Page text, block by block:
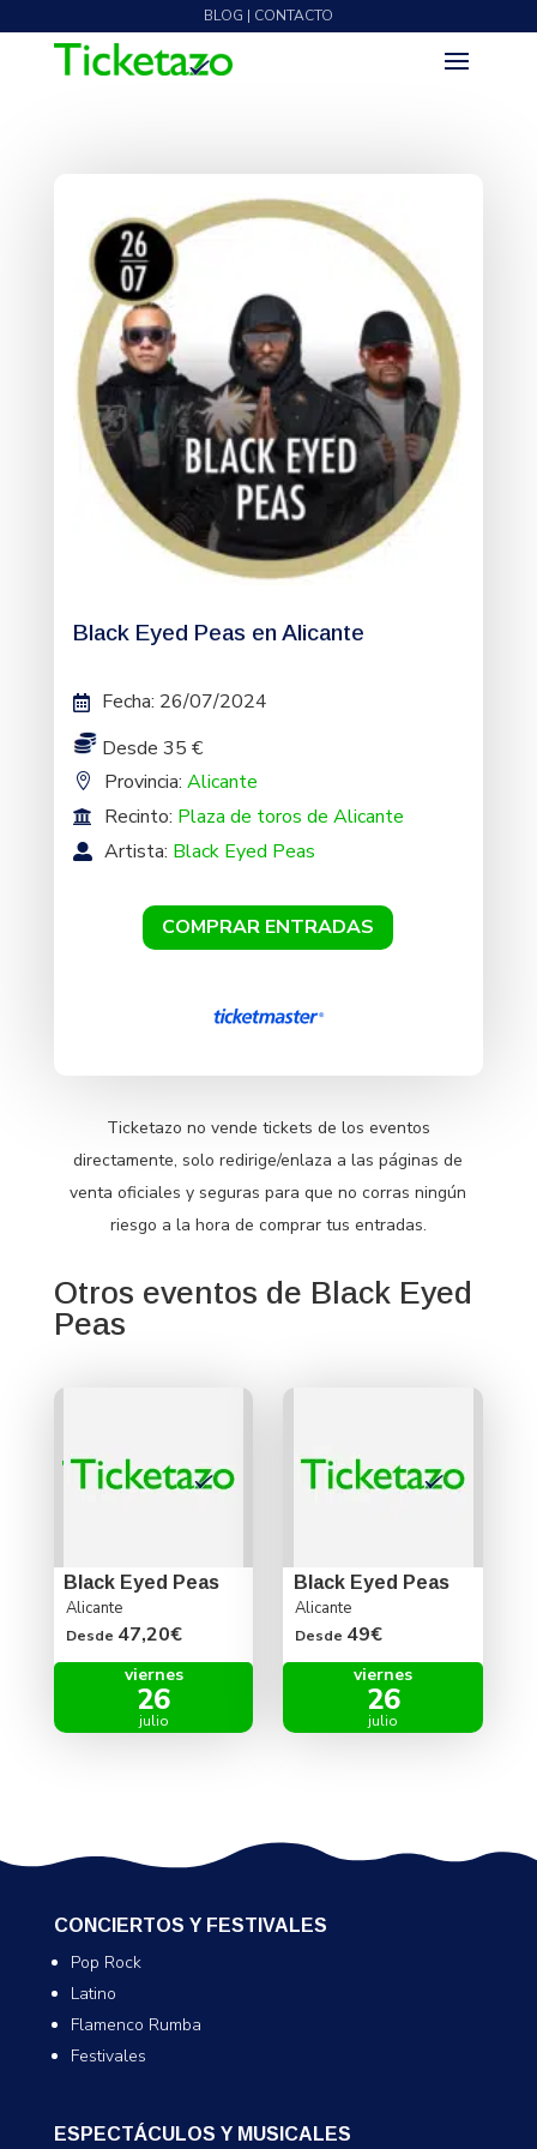
BLOG | CONTACTO
Black Eyed Peas en Alicante
Fecha: 26/07/2024
Desde 35 €
Provincia: Alicante
Recinto: Plaza de toros de Alicante
Artista: Black Eyed Peas
COMPRAR ENTRADAS
Ticketazo no vende tickets de los eventos
directamente, solo redirige/enlaza a las páginas de
venta oficiales y seguras para que no corras ningún
riesgo a la hora de comprar tus entradas.
Otros eventos de Black Eyed
Peas
Black Eyed Peas
Alicante
Desde 47,20€
viernes
26
julio
Black Eyed Peas
Alicante
Desde 49€
viernes
26
julio
CONCIERTOS Y FESTIVALES
Pop Rock
Latino
Flamenco Rumba
Festivales
ESPECTÁCULOS Y MUSICALES